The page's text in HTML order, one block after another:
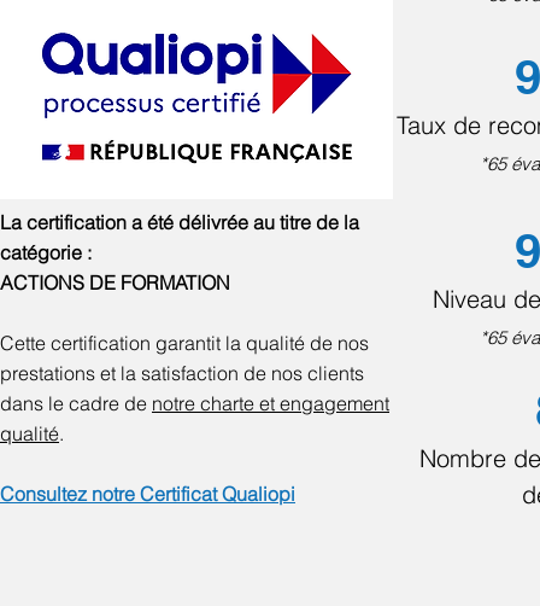
La certification a été délivrée au titre de la
catégorie :
ACTIONS DE FORMATION
Cette certification garantit la qualité de nos
prestations et la satisfaction de nos clients
dans le cadre de notre charte et engagement
qualité.
Consultez notre Certificat Qualiopi
Taux de
*65
Niveau
*65
Nombre